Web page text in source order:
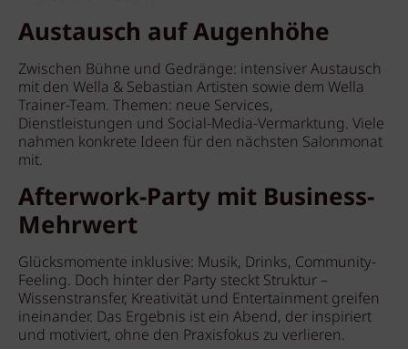
Austausch auf Augenhöhe
Zwischen Bühne und Gedränge: intensiver Austausch
mit den Wella & Sebastian Artisten sowie dem Wella
Trainer-Team. Themen: neue Services,
Dienstleistungen und Social-Media-Vermarktung. Viele
nahmen konkrete Ideen für den nächsten Salonmonat
mit.
Afterwork-Party mit Business-
Mehrwert
Glücksmomente inklusive: Musik, Drinks, Community-
Feeling. Doch hinter der Party steckt Struktur –
Wissenstransfer, Kreativität und Entertainment greifen
ineinander. Das Ergebnis ist ein Abend, der inspiriert
und motiviert, ohne den Praxisfokus zu verlieren.